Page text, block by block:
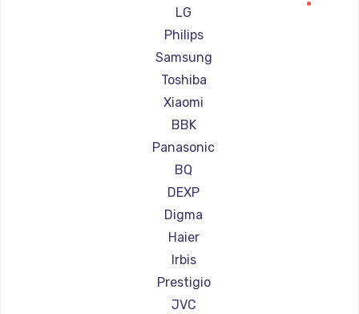
Ремонт телевизоров Hisense
Ремонт телевизоров Daewoo
Ремонт телевизоров Centek
Ремонт телевизоров Telefunken
Ремонт телевизоров Hyundai
Ремонт телевизоров Doffler
Ремонт телевизоров Hiper
Ремонт телевизоров Grundig
Ремонт телевизоров HITACHI
Ремонт телевизоров Konka
Ремонт телевизоров RED solution
Ремонт телевизоров Thomson
Ремонт телевизоров Yandex
Ремонт телевизоров National
LG
Philips
Samsung
Toshiba
Xiaomi
BBK
Panasonic
BQ
DEXP
Digma
Haier
Irbis
Prestigio
JVC